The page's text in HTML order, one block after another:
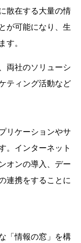
散在する大量の情
が可能になり、生
す。
両社のソリューシ
ティング活動など
リケーションやサ
。インターネット
オンの導入、デー
連携をすることに
「情報の窓」を構